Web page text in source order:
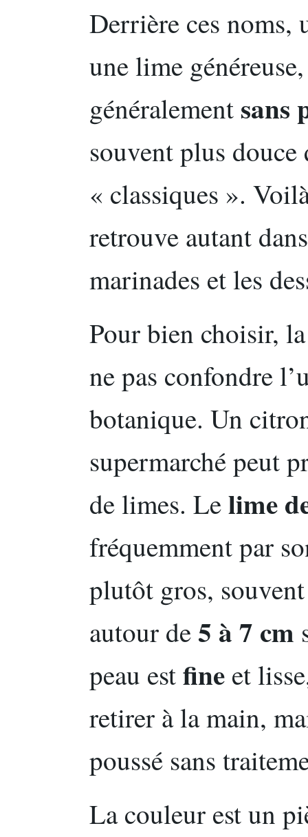
Derrière ces noms,
une lime
généralement sans
souvent plus
« classiques ».
retrouve autant
marinades et les
Pour bien choisir,
ne pas confondre
botanique. Un
supermarché peut
de limes. Lelime
fréquemment par
plutôt gros,
autour de 5 à 7 cm
peau estfine et
retirer à la main,
poussé sans
La couleur est un